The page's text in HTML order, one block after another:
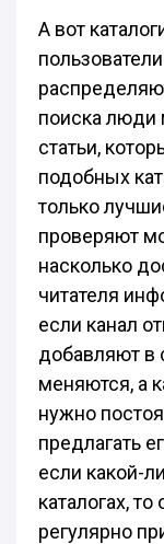
А вот
поиска люди
статьи,
подобных
только
проверяют
насколько
читателя
если канал
добавляют в
меняются, а
нужно
предлагать
если какой-
каталогах,
регулярно